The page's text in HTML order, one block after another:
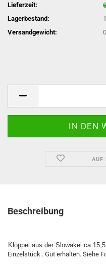
Lieferzeit:
Lagerbestand:
Versandgewicht:
AUF
Beschreibung
Klöppel aus der Slowakei ca
Einzelstück . Gut erhalten. Siehe